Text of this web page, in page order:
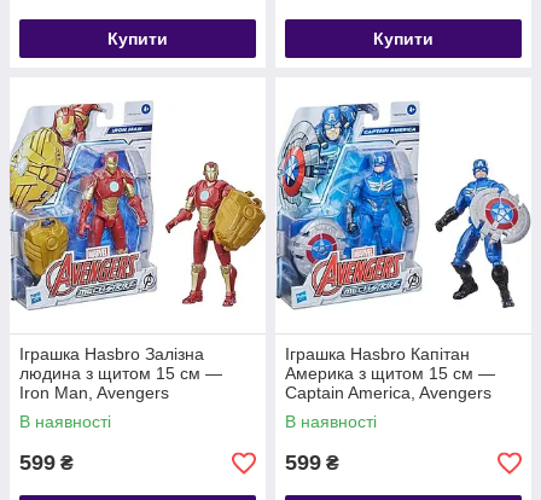
Купити Купити
Іграшка Hasbro Залізна
людина з щитом 15 см —
Iron Man, Avengers
В наявності
599 ₴
Іграшка Hasbro Капітан
Америка з щитом 15 см —
Captain America, Avengers
В наявності
599 ₴